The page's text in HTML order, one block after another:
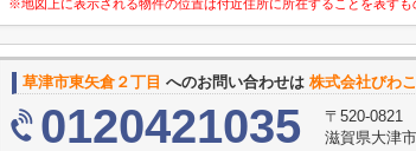
※地図上に表示される物件の位置は付近住所に所在することを表す
草津市東矢倉２丁目 へのお問い合わせは 株式会社びわ
0120421035
〒520-0821
滋賀県大津